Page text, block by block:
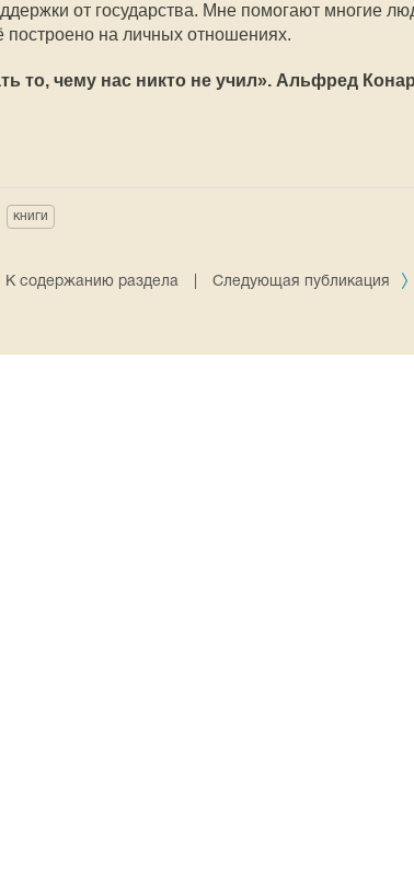
от государства. Мне помогают многие
построено на личных отношениях.
то, чему нас никто не учил». Альфред Конар
книги
К содержанию раздела Следующая публикация